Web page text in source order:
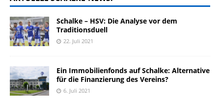
Schalke – HSV: Die Analyse vor dem
Traditionsduell
22. Juli 2021
Ein Immobilienfonds auf Schalke: Alternative
für die Finanzierung des Vereins?
6. Juli 2021